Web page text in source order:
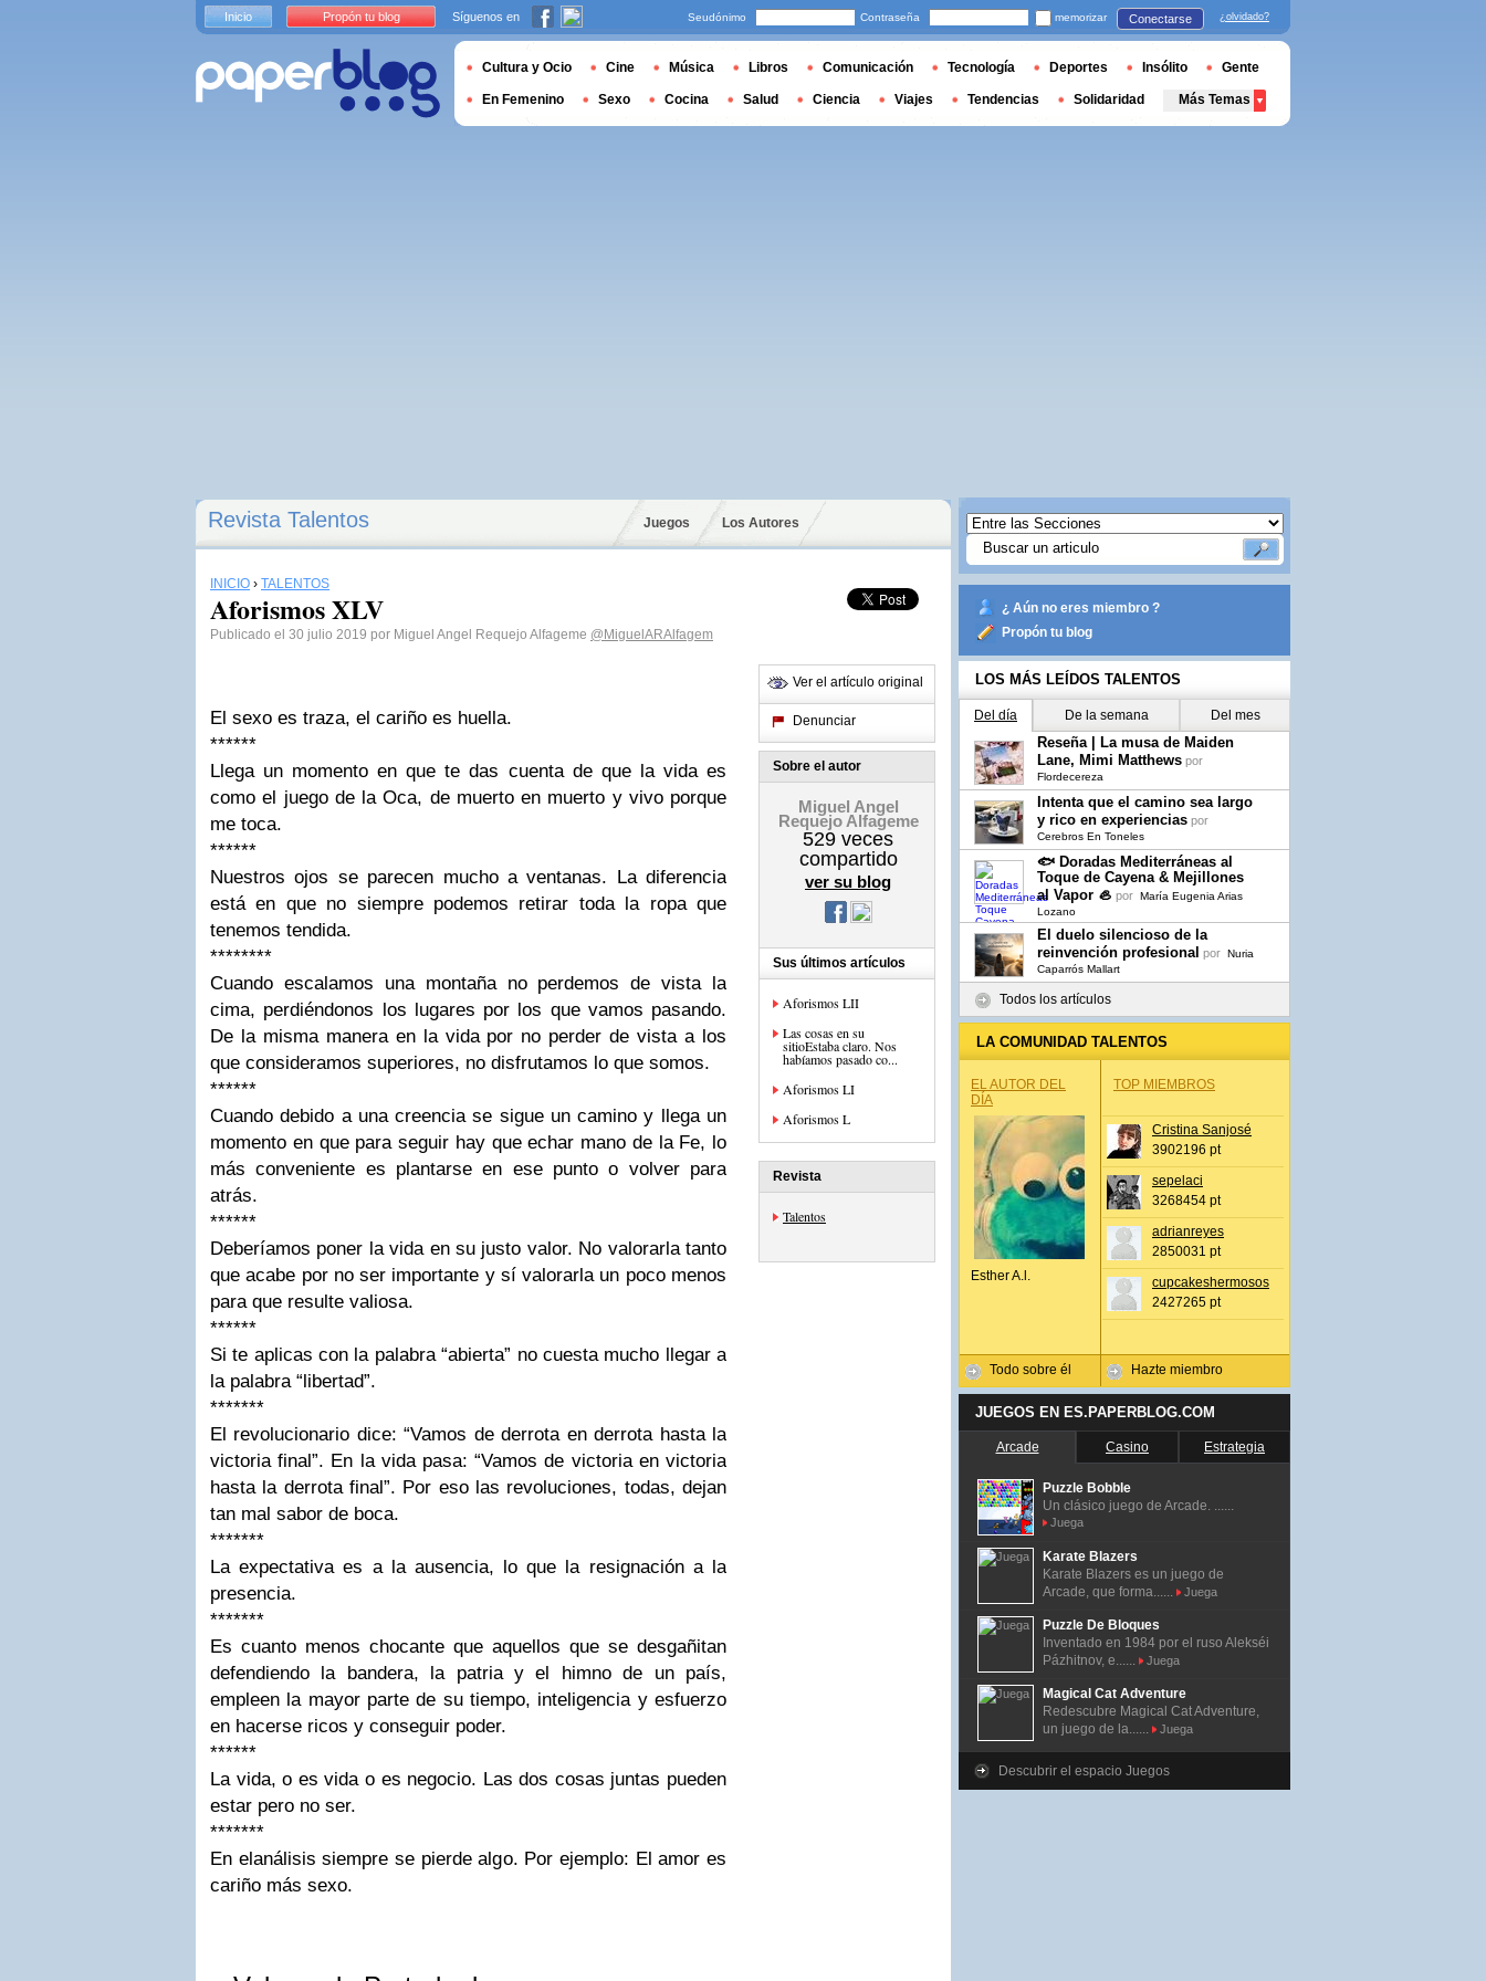
Revista Talentos Juegos Los Autores
INICIO › TALENTOS
Aforismos XLV
Publicado el 30 julio 2019 por Miguel Angel Requejo Alfageme @MiguelARAlfagem
El sexo es traza, el cariño es huella.
******
Llega un momento en que te das cuenta de que la vida es
como el juego de la Oca, de muerto en muerto y vivo porque
me toca.
******
Nuestros ojos se parecen mucho a ventanas. La diferencia
está en que no siempre podemos retirar toda la ropa que
tenemos tendida.
********
Cuando escalamos una montaña no perdemos de vista la
cima, perdiéndonos los lugares por los que vamos pasando.
De la misma manera en la vida por no perder de vista a los
que consideramos superiores, no disfrutamos lo que somos.
******
Cuando debido a una creencia se sigue un camino y llega un
momento en que para seguir hay que echar mano de la Fe, lo
más conveniente es plantarse en ese punto o volver para
atrás.
******
Deberíamos poner la vida en su justo valor. No valorarla tanto
que acabe por no ser importante y sí valorarla un poco menos
para que resulte valiosa.
******
Si te aplicas con la palabra “abierta” no cuesta mucho llegar a
la palabra “libertad”.
*******
El revolucionario dice: “Vamos de derrota en derrota hasta la
victoria final”. En la vida pasa: “Vamos de victoria en victoria
hasta la derrota final”. Por eso las revoluciones, todas, dejan
tan mal sabor de boca.
*******
La expectativa es a la ausencia, lo que la resignación a la
presencia.
*******
Es cuanto menos chocante que aquellos que se desgañitan
defendiendo la bandera, la patria y el himno de un país,
empleen la mayor parte de su tiempo, inteligencia y esfuerzo
en hacerse ricos y conseguir poder.
******
La vida, o es vida o es negocio. Las dos cosas juntas pueden
estar pero no ser.
*******
En elanálisis siempre se pierde algo. Por ejemplo: El amor es
cariño más sexo.
Ver el artículo original
Denunciar
Sobre el autor
Miguel Angel
Requejo Alfageme
529 veces
compartido
ver su blog
Sus últimos artículos
Aforismos LII
Las cosas en su
sitioEstaba claro. Nos
habíamos pasado co...
Aforismos LI
Aforismos L
Revista
Talentos
¿ Aún no eres miembro ?
Propón tu blog
LOS MÁS LEÍDOS TALENTOS
Del día De la semana Del mes
Reseña | La musa de Maiden
Lane, Mimi Matthews por
Flordecereza
Intenta que el camino sea largo
y rico en experiencias por
Cerebros En Toneles
🐟 Doradas Mediterráneas al
Toque de Cayena & Mejillones
al Vapor 🦪 por María Eugenia Arias
Lozano
El duelo silencioso de la
reinvención profesional por Nuria
Caparrós Mallart
Todos los artículos
LA COMUNIDAD TALENTOS
EL AUTOR DEL
DÍA
Esther A.l.
Todo sobre él
TOP MIEMBROS
Cristina Sanjosé
3902196 pt
sepelaci
3268454 pt
adrianreyes
2850031 pt
cupcakeshermosos
2427265 pt
Hazte miembro
JUEGOS EN ES.PAPERBLOG.COM
Arcade Casino Estrategia
Puzzle Bobble
Un clásico juego de Arcade. ......
Juega
Karate Blazers
Karate Blazers es un juego de
Arcade, que forma......
Juega
Puzzle De Bloques
Inventado en 1984 por el ruso Alekséi
Pázhitnov, e......
Juega
Magical Cat Adventure
Redescubre Magical Cat Adventure,
un juego de la......
Juega
Descubrir el espacio Juegos
Inicio Propón tu blog Síguenos en Seudónimo Contraseña memorizar Conectarse ¿olvidado?
Cultura y Ocio Cine Música Libros Comunicación Tecnología Deportes Insólito Gente
En Femenino Sexo Cocina Salud Ciencia Viajes Tendencias Solidaridad Más Temas